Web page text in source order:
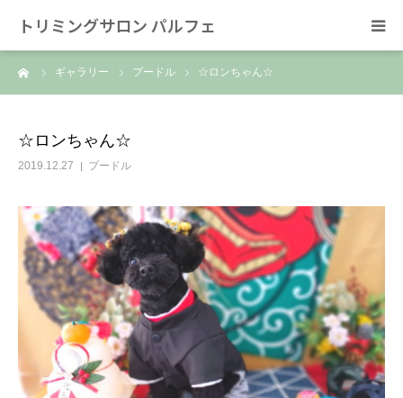
トリミングサロン パルフェ
ギャラリー プードル ☆ロンちゃん☆
☆ロンちゃん☆
2019.12.27 プードル
HOME
スタッフ
SNS/リンク